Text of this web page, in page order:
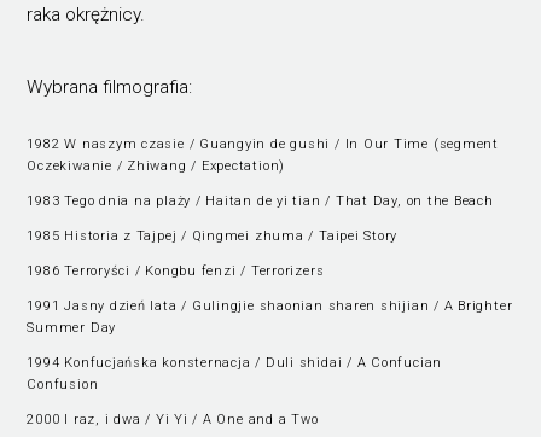
raka okrężnicy.
Wybrana filmografia:
1982 W naszym czasie / Guangyin de gushi / In Our Time (segment
Oczekiwanie / Zhiwang / Expectation)
1983 Tego dnia na plaży / Haitan de yi tian / That Day, on the Beach
1985 Historia z Tajpej / Qingmei zhuma / Taipei Story
1986 Terroryści / Kongbu fenzi / Terrorizers
1991 Jasny dzień lata / Gulingjie shaonian sharen shijian / A Brighter
Summer Day
1994 Konfucjańska konsternacja / Duli shidai / A Confucian
Confusion
2000 I raz, i dwa / Yi Yi / A One and a Two